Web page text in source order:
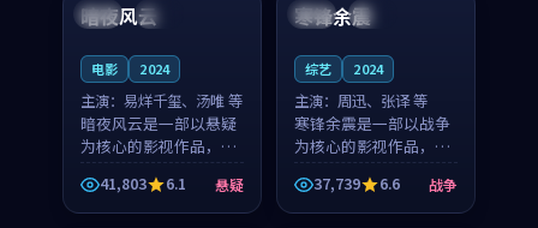
演撑起整部动作电影，
表演撑起整部动漫电
法国 杜比
暗夜风云
电影 2024
主演： 易烊千玺、汤唯 等
暗夜风云是一部以悬疑
为核心的影视作品，围
绕危机、反转与人物成
长展开，整体节奏紧
凑，值得推荐观看。
41,803 6.1 悬疑
英国 高分
寒锋余震
综艺 2024
主演： 周迅、张译 等
寒锋余震是一部以战争
为核心的影视作品，围
绕危机、反转与人物成
长展开，整体节奏紧
凑，值得推荐观看。
37,739 6.6 战争